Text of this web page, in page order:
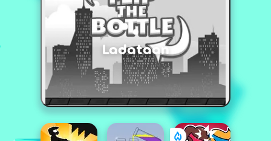
Ladataan